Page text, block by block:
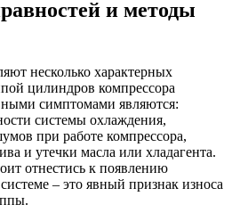
и методы
несколько характерных
цилиндров компрессора
симптомами являются:
системы охлаждения,
при работе компрессора,
и утечки масла или хладагента.
отнестись к появлению
– это явный признак износа